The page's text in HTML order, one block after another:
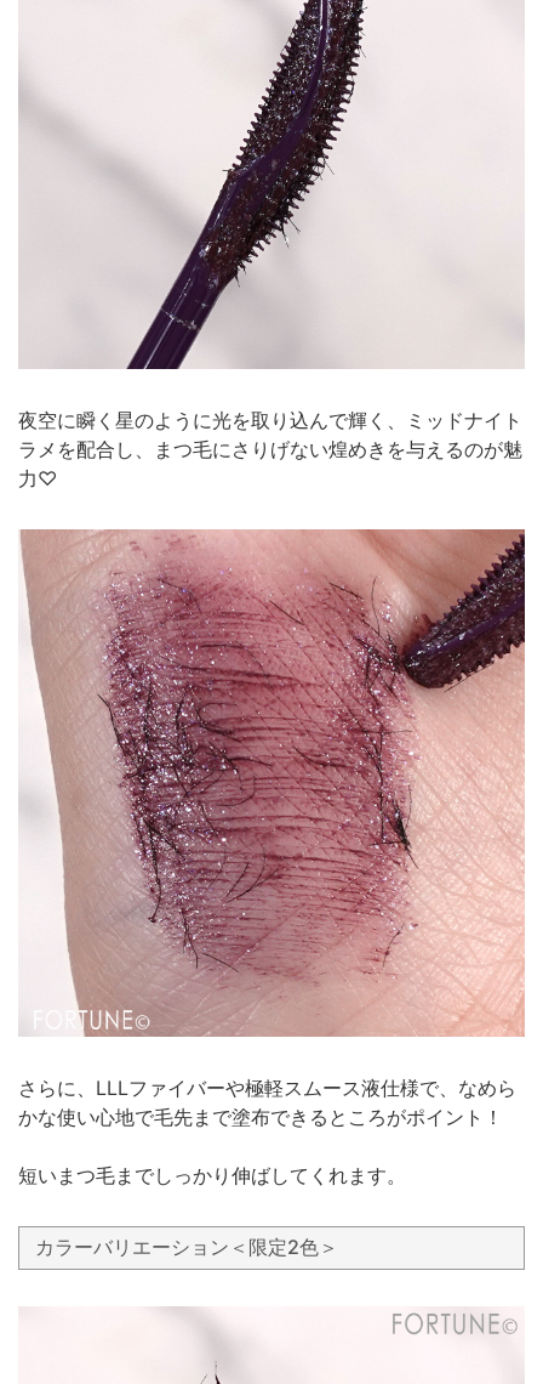
夜空に瞬く星のように光を取り込んで輝く、ミッドナイト
ラメを配合し、まつ毛にさりげない煌めきを与えるのが魅
力♡
さらに、LLLファイバーや極軽スムース液仕様で、なめら
かな使い心地で毛先まで塗布できるところがポイント！
短いまつ毛までしっかり伸ばしてくれます。
カラーバリエーション＜限定2色＞